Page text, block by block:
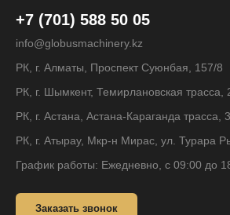
+7 (701) 588 50 05
info@globusmachinery.kz
РК, г. Алматы, Проспект Суюнбая, 157/8
РК, г. Шымкент, Темирлановская трасса,
РК, г. Астана, Астана-Караганда трасса, 3
РК, г. Атырау, Мкр-н Мирас, ул. Турара
График работы: Ежедневно, с 09:00 до
Заказать звонок